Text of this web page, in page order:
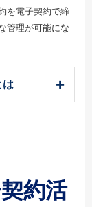
を電子契約で締
管理が可能にな
は
約活